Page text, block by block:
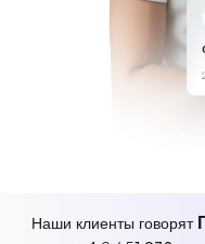
Наши клиенты говорят